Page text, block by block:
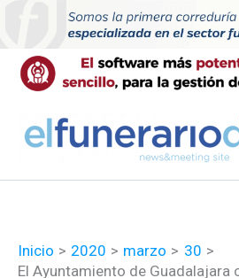
contenido
Inicio 2020 marzo
30
El Ayuntamiento de Guadalajara